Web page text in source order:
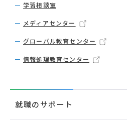
学習相談室
メディアセンター
グローバル教育センター
情報処理教育センター
就職のサポート